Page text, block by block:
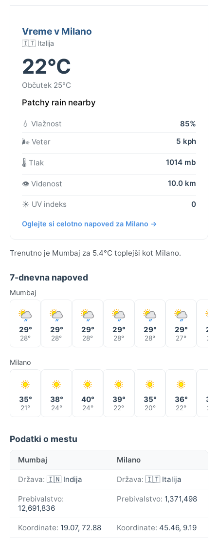
Vreme v Milano
🇮🇹 Italija
22°C
Občutek 25°C
Patchy rain nearby
💧 Vlažnost
85%
🌬️ Veter
5 kph
🌡️ Tlak 1014 mb
👁️ Videnost 10.0 km
☀️ UV indeks 0
Oglejte si celotno napoved za Milano →
Trenutno je Mumbaj za 5.4°C toplejši kot Milano.
7-dnevna napoved
Mumbaj
29°
28°
29°
28°
29°
28°
29°
28°
29°
28°
29°
27° 27°
Milano
35°
21°
38°
24°
40°
24°
39°
22°
35°
20°
36°
22° 26°
Podatki o mestu
Mumbaj Milano
Država: 🇮🇳 Indija Država: 🇮🇹 Italija
Prebivalstvo:
12,691,836
Prebivalstvo: 1,371,498
Koordinate: 19.07, 72.88 Koordinate: 45.46, 9.19